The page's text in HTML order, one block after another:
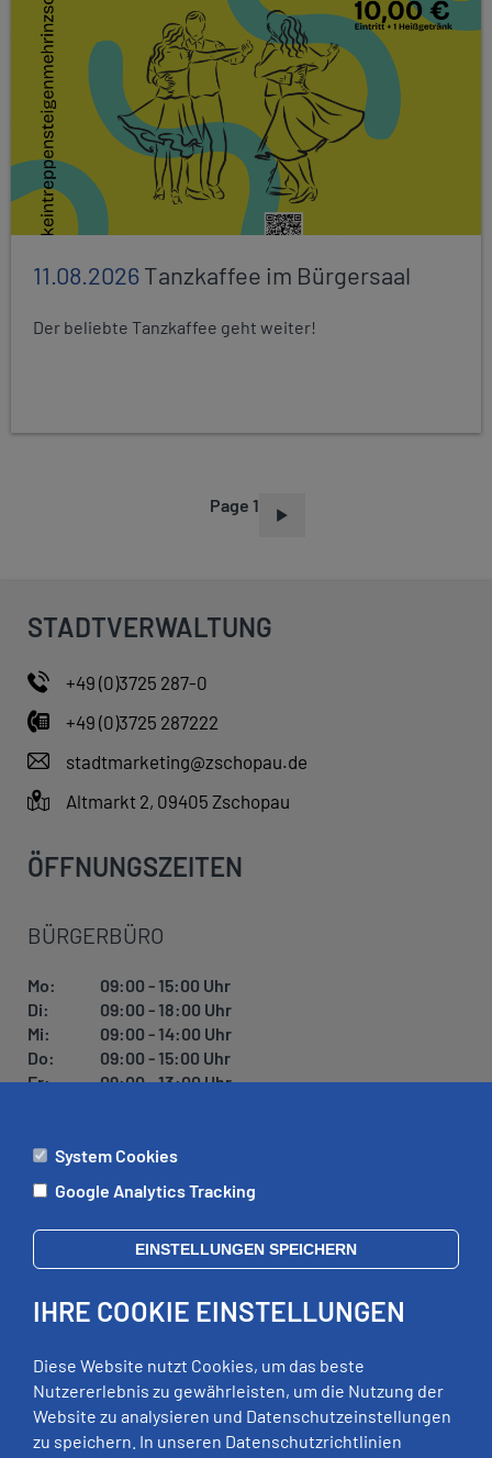
11.08.2026Tanzkaffee im Bürgersaal
Der beliebte Tanzkaffee geht weiter!
Page 1
STADTVERWALTUNG
+49 (0)3725 287-0
+49 (0)3725 287222
stadtmarketing@zschopau.de
Altmarkt 2, 09405 Zschopau
ÖFFNUNGSZEITEN
BÜRGERBÜRO
Mo:
09:00 - 15:00 Uhr
Di:
09:00 - 18:00 Uhr
Mi:
09:00 - 14:00 Uhr
Do:
09:00 - 15:00 Uhr
Fr:
09:00 - 13:00 Uhr
ÄMTER
Di:
09:00 - 12:00 Uhr, 13:00 - 18:00 Uhr
Mi:
geschlossen
Fr:
09:00 - 12:00 Uhr
RECHTLICHES
System Cookies
Google Analytics Tracking
EINSTELLUNGEN SPEICHERN
IHRE COOKIE EINSTELLUNGEN
Diese Website nutzt Cookies, um das beste
Nutzererlebnis zu gewährleisten, um die Nutzung der
Website zu analysieren und Datenschutzeinstellungen
zu speichern. In unseren Datenschutzrichtlinien